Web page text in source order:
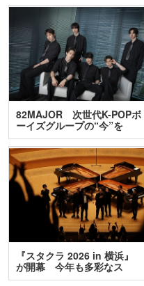
82MAJOR 次世代K-POPボ
ーイズグループの“今”を
訊…
『スタクラ 2026 in 横浜』
が開幕 今年も多彩なス
テ…